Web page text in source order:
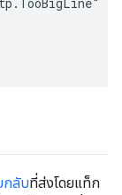
กลับที่ส่งโดยแท็ก